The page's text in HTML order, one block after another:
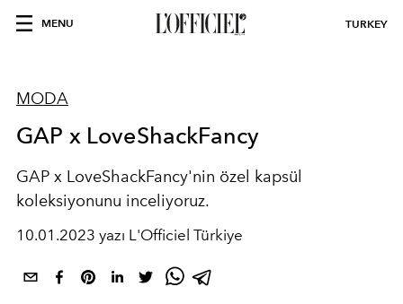
MENU TURKEY
MODA
GAP x LoveShackFancy
GAP x LoveShackFancy'nin özel kapsül
koleksiyonunu inceliyoruz.
10.01.2023 yazı L'Officiel Türkiye